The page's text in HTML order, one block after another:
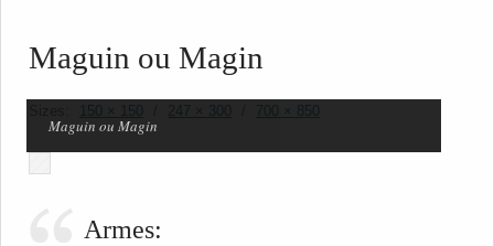
Maguin ou Magin
150 × 150 247 × 300 700 × 850
Maguin ou Magin
Armes: